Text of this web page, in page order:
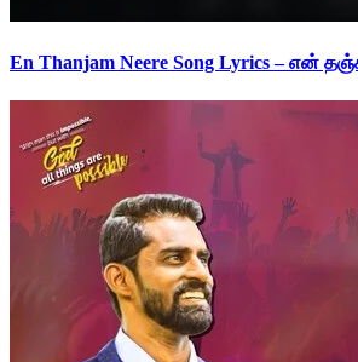
En Thanjam Neere Song Lyrics – என்